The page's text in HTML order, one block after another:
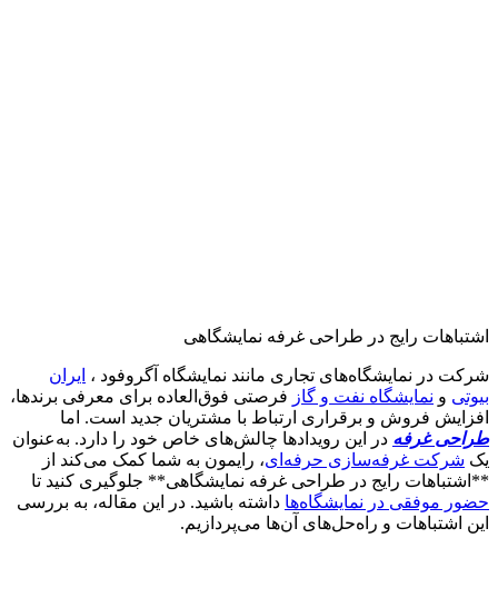
اشتباهات رایج در طراحی غرفه نمایشگاهی
شرکت در نمایشگاه‌های تجاری مانند نمایشگاه آگروفود ، ایران
بیوتی و نمایشگاه نفت و گاز فرصتی فوق‌العاده برای معرفی برندها،
افزایش فروش و برقراری ارتباط با مشتریان جدید است. اما
طراحی غرفه در این رویدادها چالش‌های خاص خود را دارد. به‌عنوان
یک شرکت غرفه‌سازی حرفه‌ای، رایمون به شما کمک می‌کند از
**اشتباهات رایج در طراحی غرفه‌ نمایشگاهی** جلوگیری کنید تا
حضور موفقی در نمایشگاه‌ها داشته باشید. در این مقاله، به بررسی
این اشتباهات و راه‌حل‌های آن‌ها می‌پردازیم.